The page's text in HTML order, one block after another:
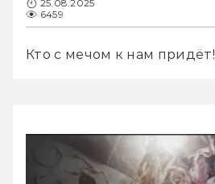
25.08.2025
6459
Кто с мечом к нам придёт!